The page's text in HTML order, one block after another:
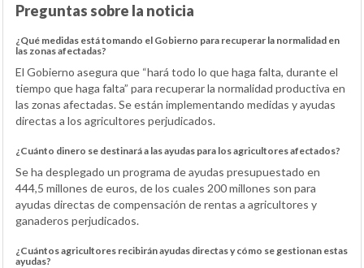
Preguntas sobre la noticia
¿Qué medidas está tomando el Gobierno para recuperar la normalidad en
las zonas afectadas?
El Gobierno asegura que “hará todo lo que haga falta, durante el
tiempo que haga falta” para recuperar la normalidad productiva en
las zonas afectadas. Se están implementando medidas y ayudas
directas a los agricultores perjudicados.
¿Cuánto dinero se destinará a las ayudas para los agricultores afectados?
Se ha desplegado un programa de ayudas presupuestado en
444,5 millones de euros, de los cuales 200 millones son para
ayudas directas de compensación de rentas a agricultores y
ganaderos perjudicados.
¿Cuántos agricultores recibirán ayudas directas y cómo se gestionan estas
ayudas?